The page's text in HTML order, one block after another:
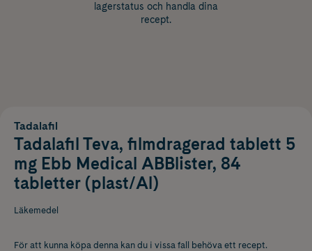
lagerstatus och handla dina
recept.
Tadalafil
Tadalafil Teva, filmdragerad tablett 5
mg Ebb Medical ABBlister, 84
tabletter (plast/Al)
Läkemedel
För att kunna köpa denna kan du i vissa fall behöva ett recept.